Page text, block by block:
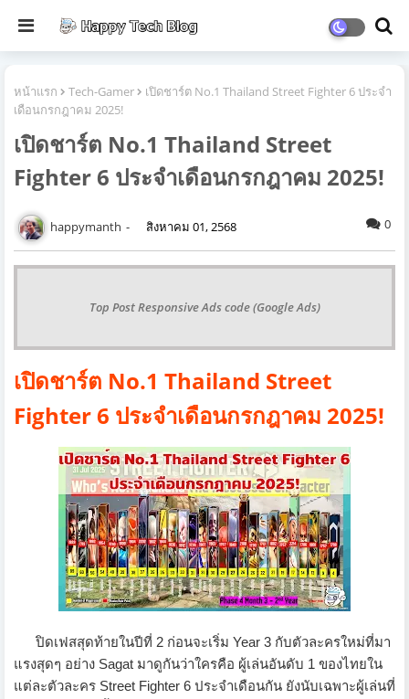
หน้าแรก Tech-Gamer
เปิดชาร์ต No.1 Thailand Street Fighter 6 ประจำ
เดือนกรกฎาคม 2025!
เปิดชาร์ต No.1 Thailand Street
Fighter 6 ประจำเดือนกรกฎาคม 2025!
happymanth สิงหาคม 01, 2568 0
Top Post Responsive Ads code (Google Ads)
เปิดชาร์ต No.1 Thailand Street
Fighter 6 ประจำเดือนกรกฎาคม 2025!
ปิดเฟสสุดท้ายในปีที่ 2 ก่อนจะเริ่ม Year 3 กับตัวละครใหม่ที่มา
แรงสุดๆ อย่าง Sagat มาดูกันว่าใครคือ ผู้เล่นอันดับ 1 ของไทยใน
แต่ละตัวละคร Street Fighter 6 ประจำเดือนกัน ยังนับเฉพาะผู้เล่นที่